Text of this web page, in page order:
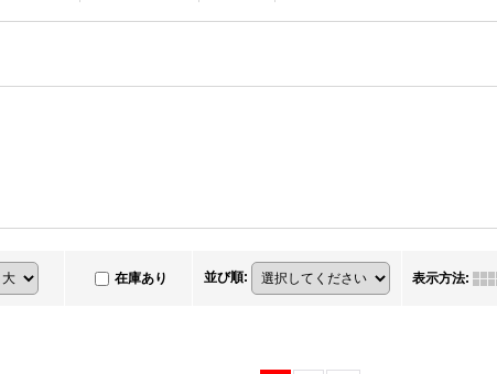
在庫あり 並び順: 表示方法: